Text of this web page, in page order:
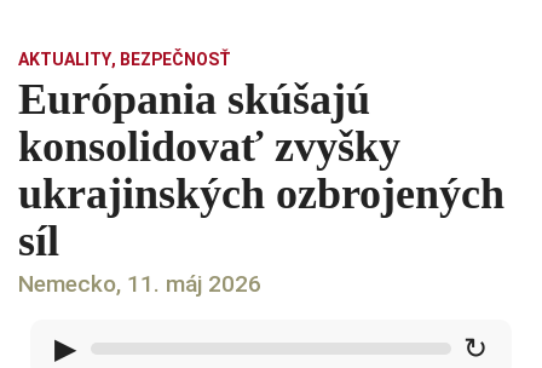
AKTUALITY, BEZPEČNOSŤ
Európania skúšajú
konsolidovať zvyšky
ukrajinských ozbrojených
síl
Nemecko, 11. máj 2026
▶ ↻